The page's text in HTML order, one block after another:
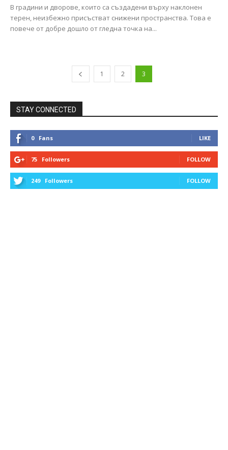
В градини и дворове, които са създадени върху наклонен
терен, неизбежно присъстват снижени пространства. Това е
повече от добре дошло от гледна точка на...
1 2 3
STAY CONNECTED
0 Fans LIKE
75 Followers FOLLOW
249 Followers FOLLOW